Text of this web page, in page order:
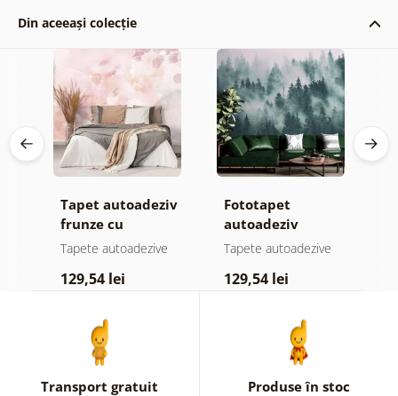
Din aceeași colecție
Tapet autoadeziv
frunze cu
atingere
Tapete autoadezive
129,54 lei
Fototapet
autoadeziv
pădure în ceață
Tapete autoadezive
129,54 lei
Transport gratuit Produse în stoc